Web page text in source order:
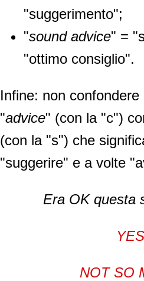
"suggerimento";
"sound advice" =
"ottimo consiglio".
Infine: non
"advice" (con la "c")
(con la "s") che
"suggerire" e a volte
Era OK questa
NOT SO